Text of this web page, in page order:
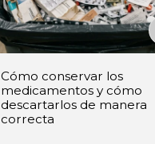
Cómo conservar los
medicamentos y cómo
descartarlos de manera
correcta